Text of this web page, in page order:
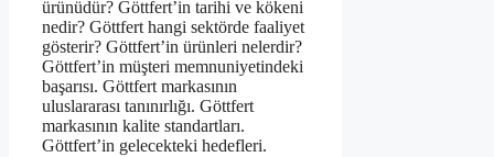
ürünüdür? Göttfert’in tarihi ve kökeni
nedir? Göttfert hangi sektörde faaliyet
gösterir? Göttfert’in ürünleri nelerdir?
Göttfert’in müşteri memnuniyetindeki
başarısı. Göttfert markasının
uluslararası tanınırlığı. Göttfert
markasının kalite standartları.
Göttfert’in gelecekteki hedefleri.